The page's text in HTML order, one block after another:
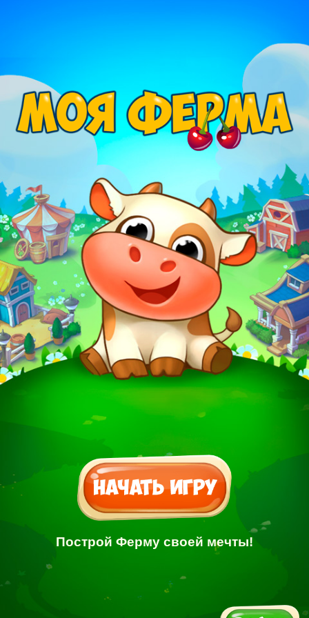
Построй Ферму своей мечты!